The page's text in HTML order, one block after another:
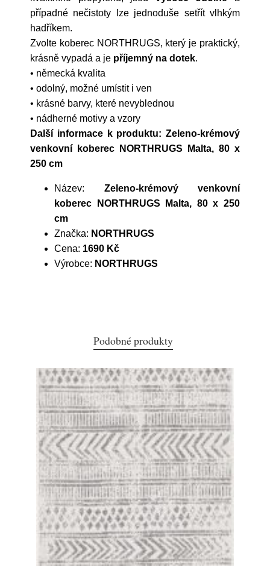
případné nečistoty lze jednoduše setřít vlhkým
hadříkem.
Zvolte koberec NORTHRUGS, který je praktický,
krásně vypadá a je příjemný na dotek.
• německá kvalita
• odolný, možné umístit i ven
• krásné barvy, které nevyblednou
• nádherné motivy a vzory
Další informace k produktu: Zeleno-krémový
venkovní koberec NORTHRUGS Malta, 80 x
250 cm
Název: Zeleno-krémový venkovní
koberec NORTHRUGS Malta, 80 x 250
cm
Značka: NORTHRUGS
Cena: 1690 Kč
Výrobce: NORTHRUGS
Podobné produkty